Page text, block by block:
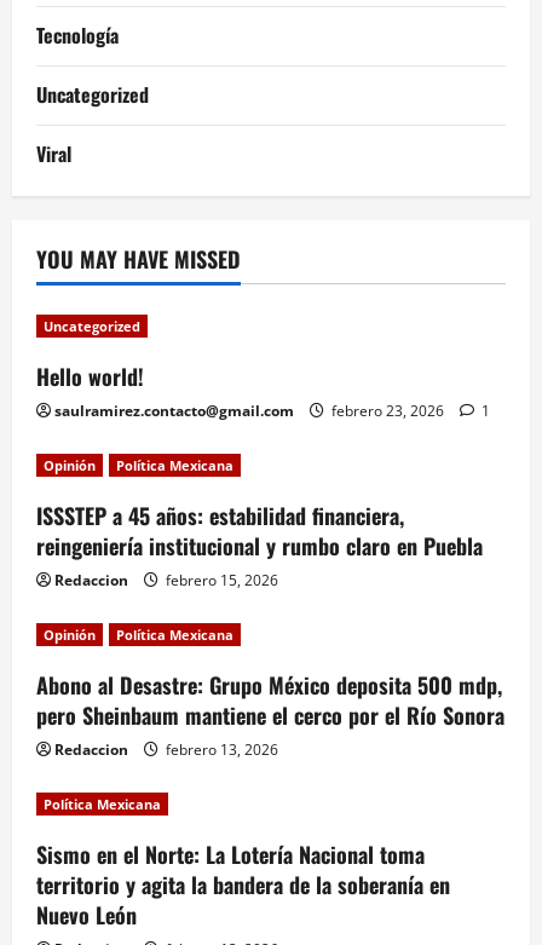
Tecnología
Uncategorized
Viral
YOU MAY HAVE MISSED
Uncategorized
Hello world!
saulramirez.contacto@gmail.com febrero 23, 2026 1
Opinión Política Mexicana
ISSSTEP a 45 años: estabilidad financiera,
reingeniería institucional y rumbo claro en Puebla
Redaccion febrero 15, 2026
Opinión Política Mexicana
Abono al Desastre: Grupo México deposita 500 mdp,
pero Sheinbaum mantiene el cerco por el Río Sonora
Redaccion febrero 13, 2026
Política Mexicana
Sismo en el Norte: La Lotería Nacional toma
territorio y agita la bandera de la soberanía en
Nuevo León